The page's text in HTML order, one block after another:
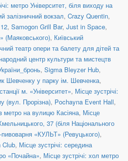
метро Університет, біля виходу на
залізничний вокзал, Crazy Quentin,
, Samogon Grill Bar, Just in Space,
(Маяковського), Київський
театр опери та балету для дітей та
центр культури та мистецтв
, Sigma Bleyzer Hub,
Шевченку у парку ім. Шевченка,
м. «Університет», Місце зустрічі:
(вул. Прорізна), Pochayna Event Hall,
метро на вулицю Касіяна, Місце
37 (біля Національного
«КУЛЬТ» (Ревуцького),
Club, Місце зустрічі: середина
«Почайна», Місце зустрічі: хол метро